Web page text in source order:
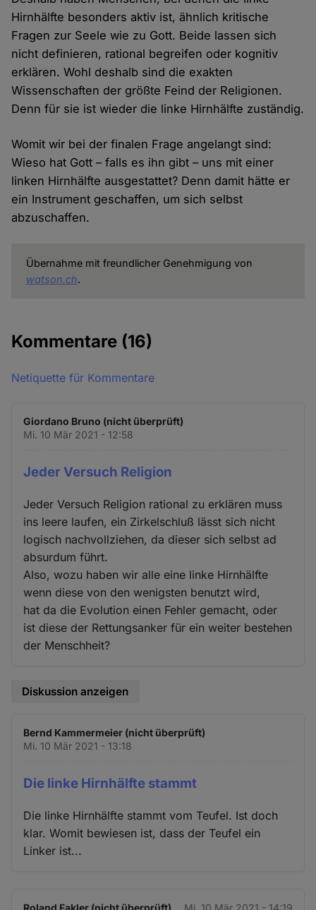
Hirnhälfte besonders aktiv ist, ähnlich kritische
Fragen zur Seele wie zu Gott. Beide lassen sich
nicht definieren, rational begreifen oder kognitiv
erklären. Wohl deshalb sind die exakten
Wissenschaften der größte Feind der Religionen.
Denn für sie ist wieder die linke Hirnhälfte zuständig.
Womit wir bei der finalen Frage angelangt sind:
Wieso hat Gott – falls es ihn gibt – uns mit einer
linken Hirnhälfte ausgestattet? Denn damit hätte er
ein Instrument geschaffen, um sich selbst
abzuschaffen.
Übernahme mit freundlicher Genehmigung von
watson.ch.
Kommentare (16)
Netiquette für Kommentare
Giordano Bruno (nicht überprüft)
Mi. 10 Mär 2021 - 12:58
Jeder Versuch Religion
Jeder Versuch Religion rational zu erklären muss
ins leere laufen, ein Zirkelschluß lässt sich nicht
logisch nachvollziehen, da dieser sich selbst ad
absurdum führt.
Also, wozu haben wir alle eine linke Hirnhälfte
wenn diese von den wenigsten benutzt wird,
hat da die Evolution einen Fehler gemacht, oder
ist diese der Rettungsanker für ein weiter bestehen
der Menschheit?
Diskussion anzeigen
Bernd Kammermeier (nicht überprüft)
Mi. 10 Mär 2021 - 13:18
Die linke Hirnhälfte stammt
Die linke Hirnhälfte stammt vom Teufel. Ist doch
klar. Womit bewiesen ist, dass der Teufel ein
Linker ist...
Roland Fakler (nicht überprüft) Mi. 10 Mär 2021 - 14:19